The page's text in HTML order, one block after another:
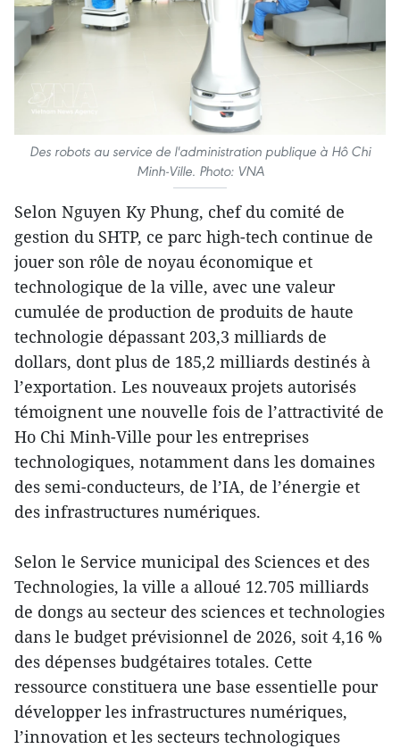
Des robots au service de l'administration publique à Hô Chi
Minh-Ville. Photo: VNA
Selon Nguyen Ky Phung, chef du comité de
gestion du SHTP, ce parc high-tech continue de
jouer son rôle de noyau économique et
technologique de la ville, avec une valeur
cumulée de production de produits de haute
technologie dépassant 203,3 milliards de
dollars, dont plus de 185,2 milliards destinés à
l’exportation. Les nouveaux projets autorisés
témoignent une nouvelle fois de l’attractivité de
Ho Chi Minh-Ville pour les entreprises
technologiques, notamment dans les domaines
des semi-conducteurs, de l’IA, de l’énergie et
des infrastructures numériques.
Selon le Service municipal des Sciences et des
Technologies, la ville a alloué 12.705 milliards
de dongs au secteur des sciences et technologies
dans le budget prévisionnel de 2026, soit 4,16 %
des dépenses budgétaires totales. Cette
ressource constituera une base essentielle pour
développer les infrastructures numériques,
l’innovation et les secteurs technologiques